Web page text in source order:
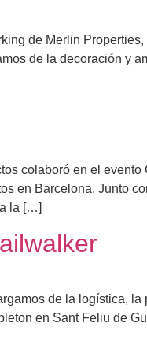
de Merlin
de la decoración y
colaboró en el
en Barcelona. Junto
la […]
de la logística,
en Sant Feliu de